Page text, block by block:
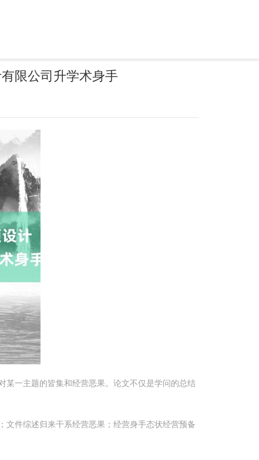
限公司升学术身手
某一主题的皆集和经营恶果。论文不仅是学问的总结
文件综述归来干系经营恶果；经营身手态状经营预备